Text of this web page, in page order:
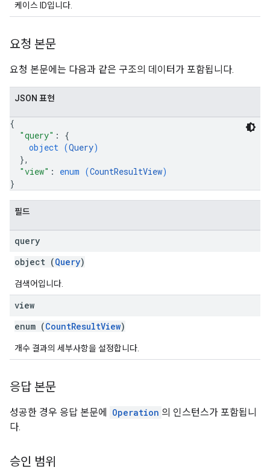
케이스 ID입니다.
요청 본문
요청 본문에는 다음과 같은 구조의 데이터가 포함됩니다.
JSON 표현
{
"query" : {
object (Query)
},
"view" : enum (CountResultView)
}
필드
query
object (Query)
검색어입니다.
view
enum (CountResultView)
개수 결과의 세부사항을 설정합니다.
응답 본문
성공한 경우 응답 본문에 Operation 의 인스턴스가 포함됩니
다.
승인 범위